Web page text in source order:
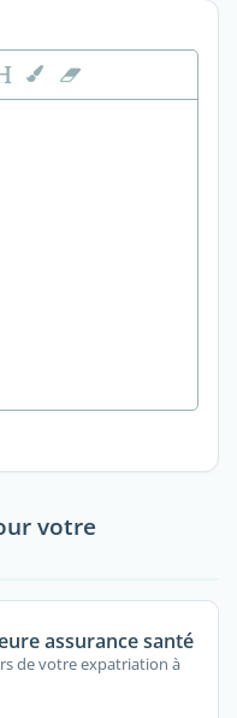
votre
assurance santé
de votre expatriation à